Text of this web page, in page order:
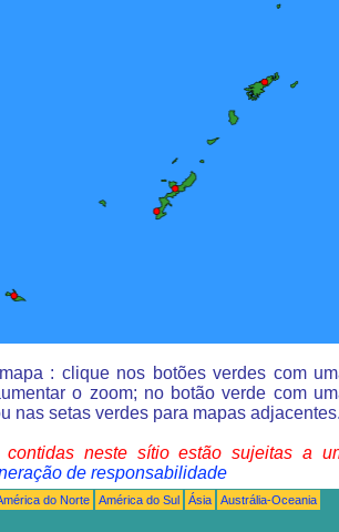
: clique nos botões verdes com
o zoom; no botão verde com
nas setas verdes para mapas
contidas neste sítio estão sujeitas a
de responsabilidade
do Norte América do Sul Ásia
Austrália-Oceania